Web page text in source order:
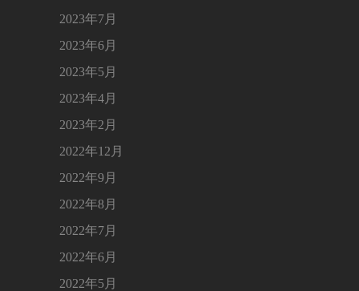
2023年7月
2023年6月
2023年5月
2023年4月
2023年2月
2022年12月
2022年9月
2022年8月
2022年7月
2022年6月
2022年5月